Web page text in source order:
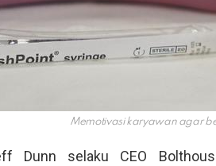
Memotivasi karyawan agar
Dunn selaku CEO